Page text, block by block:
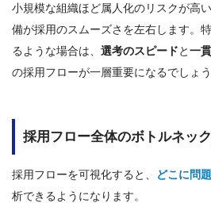
小規模な組織ほど属人化のリスクが高
備が採用のスムーズさを左右します。
るような場合は、 選考のスピードと一
の採用フローが一層重要になるでしょう
採用フロー全体のボトルネッ
採用フローを可視化すると、 どこに問
析できるようになります。